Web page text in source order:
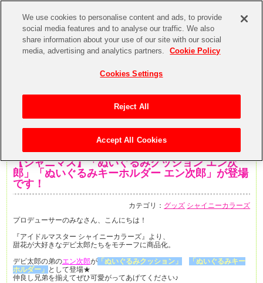
【シャニマス】「ぬいぐるみクッション エン次
郎」「ぬいぐるみキーホルダー エン次郎」が登場
です！
カテゴリ： グッズ シャイニーカラーズ
プロデューサーのみなさん、こんにちは！
『アイドルマスター シャイニーカラーズ』より、
甜花が大好きなデビ太郎たちをモチーフに商品化。
デビ太郎の弟のエン次郎が「ぬいぐるみクッション」
「ぬいぐるみキー
ホルダー」 として登場★
仲良し兄弟を揃えてぜひ可愛がってあげてください♪
We use cookies to personalise content and ads, to provide
social media features and to analyse our traffic. We also
share information about your use of our site with our social
media, advertising and analytics partners.
Cookie Policy
Cookies Settings
Reject All
Accept All Cookies